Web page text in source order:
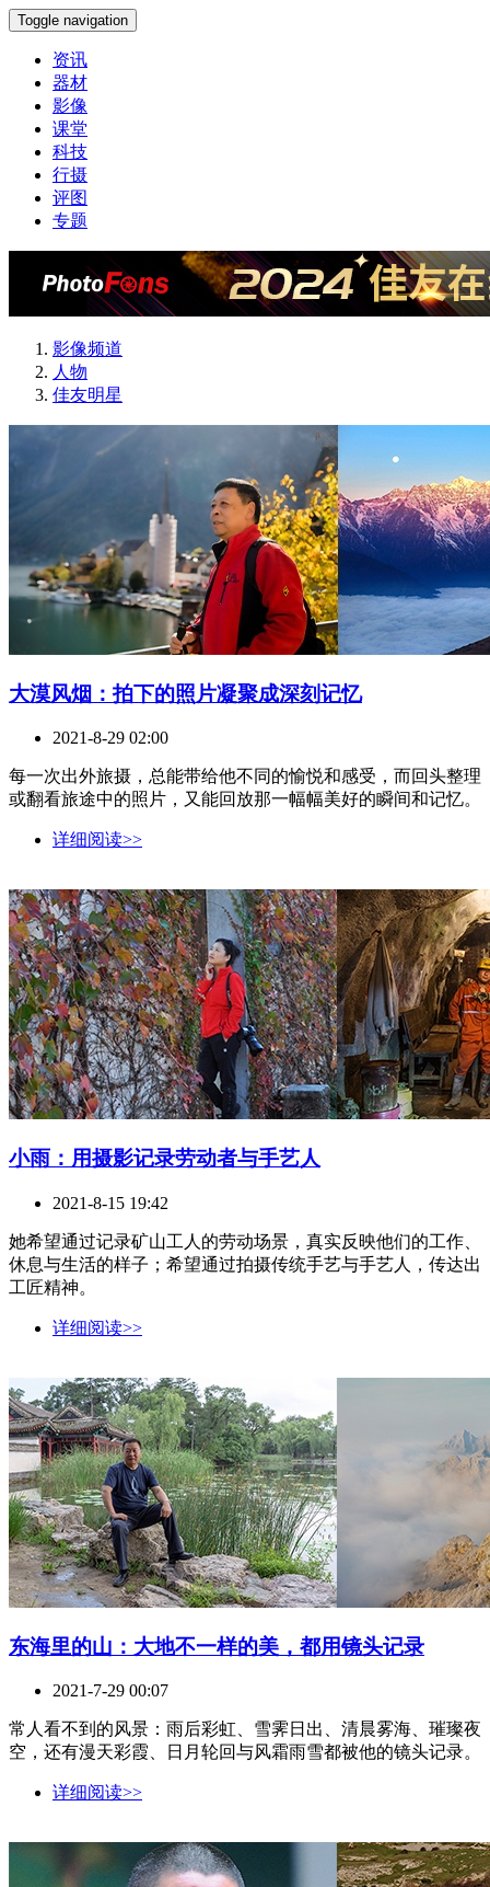
Toggle navigation
资讯
器材
影像
课堂
科技
行摄
评图
专题
影像频道
人物
佳友明星
大漠风烟：拍下的照片凝聚成深刻记忆
2021-8-29 02:00
每一次出外旅摄，总能带给他不同的愉悦和感受，而回头整理
或翻看旅途中的照片，又能回放那一幅幅美好的瞬间和记忆。
详细阅读>>
小雨：用摄影记录劳动者与手艺人
2021-8-15 19:42
她希望通过记录矿山工人的劳动场景，真实反映他们的工作、
休息与生活的样子；希望通过拍摄传统手艺与手艺人，传达出
工匠精神。
详细阅读>>
东海里的山：大地不一样的美，都用镜头记录
2021-7-29 00:07
常人看不到的风景：雨后彩虹、雪霁日出、清晨雾海、璀璨夜
空，还有漫天彩霞、日月轮回与风霜雨雪都被他的镜头记录。
详细阅读>>